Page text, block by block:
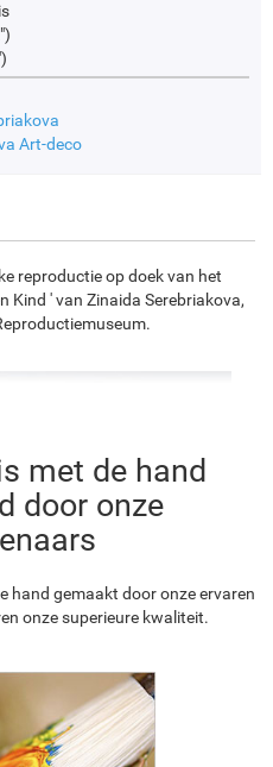
Art-deco
reproductie op doek van het
Kind ' van Zinaida Serebriakova,
met de hand
door onze
hand gemaakt door onze ervaren
onze superieure kwaliteit.